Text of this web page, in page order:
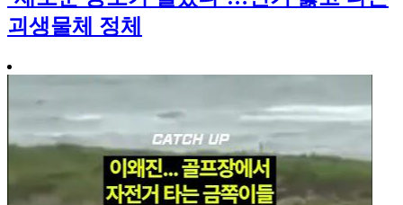
괴생물체 정체